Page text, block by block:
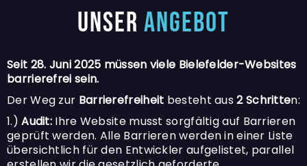
Unser Angebot
Seit 28. Juni 2025 müssen viele Bielefelder-Websites
barrierefrei sein.
Der Weg zur Barrierefreiheit besteht aus2 Schritten:
1.)Audit: Ihre Website musst sorgfältig auf Barrieren
geprüft werden. Alle Barrieren werden in einer Liste
übersichtlich für den Entwickler aufgelistet, parallel